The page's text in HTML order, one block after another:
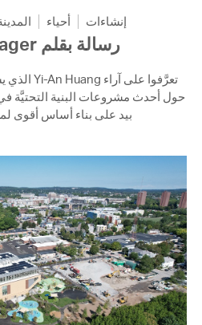
إنشاءات أحياء
رسالة بقلم City Manager
بيد على بناء أساس أقوى